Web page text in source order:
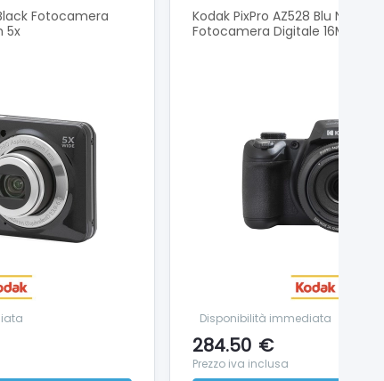
e riprese più semplici, nonché una
di apertura insieme a impostazioni di
a basso rumore anche in condizioni di
Fi opzionali.
Fotocamera
5x
Kodak PixPro AZ528 Blu Notte,
Fotocamera Digitale 16MP
Disponibilità immediata
284.50 €
Prezzo iva inclusa